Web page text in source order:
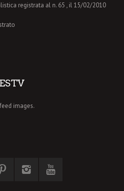
registrata al n. 65 , il 15/02/2010
images.